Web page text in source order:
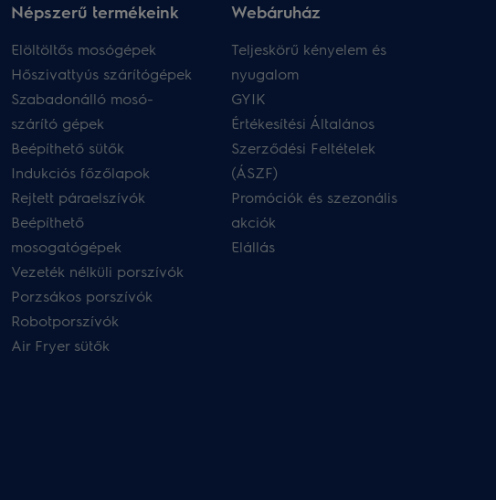
Népszerű termékeink
Elöltöltős mosógépek
Hőszivattyús szárítógépek
Szabadonálló mosó-
szárító gépek
Beépíthető sütők
Indukciós főzőlapok
Rejtett páraelszívók
Beépíthető
mosogatógépek
Vezeték nélküli porszívók
Porzsákos porszívók
Robotporszívók
Air Fryer sütők
Webáruház​
Teljeskörű kényelem és
nyugalom
GYIK
Értékesítési Általános
Szerződési Feltételek
(ÁSZF)
Promóciók és szezonális
akciók
Elállás